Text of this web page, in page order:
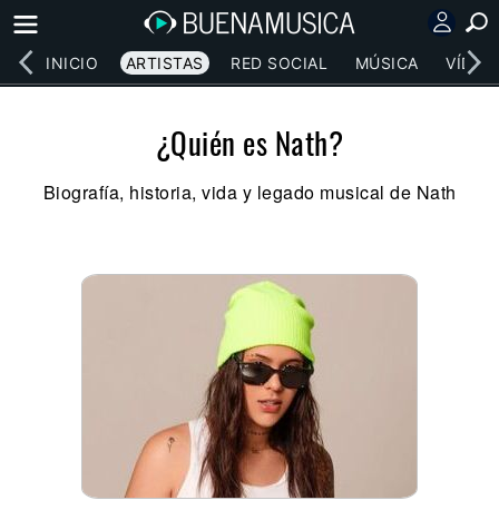
INICIO ARTISTAS RED SOCIAL MÚSICA
¿Quién es Nath?
Biografía, historia, vida y legado musical de Nath